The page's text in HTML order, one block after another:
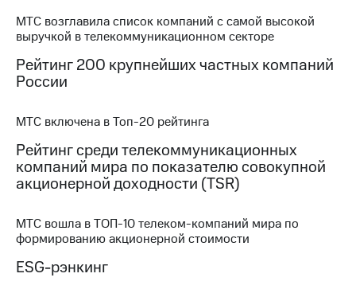
Рынок
акций
Описание
выкупа
Дивиденды
Рынок
облигаций
Описание
Еврооблигации-2023
Уведомление
о
погашении
МТС возглавила список компаний с самой высокой
выручкой в телекоммуникационном секторе
Рейтинг 200 крупнейших частных компаний
России
МТС включена в Топ-20 рейтинга
Рейтинг среди телекоммуникационных
компаний мира по показателю совокупной
акционерной доходности (TSR)
МТС вошла в ТОП-10 телеком-компаний мира по
формированию акционерной стоимости
ESG-рэнкинг